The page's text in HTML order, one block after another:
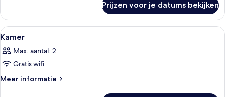
Prijzen voor je datums bekijken
Alle
foto's
voor
Kamer
laden
Een net opgemaakt bed met
1
Kamer
Max. aantal: 2
Gratis wifi
Meer informatie
Meer